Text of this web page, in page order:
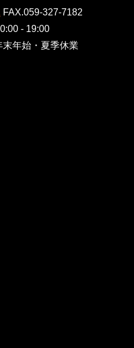
FAX.059-327-7182
- 19:00
年始・夏季休業